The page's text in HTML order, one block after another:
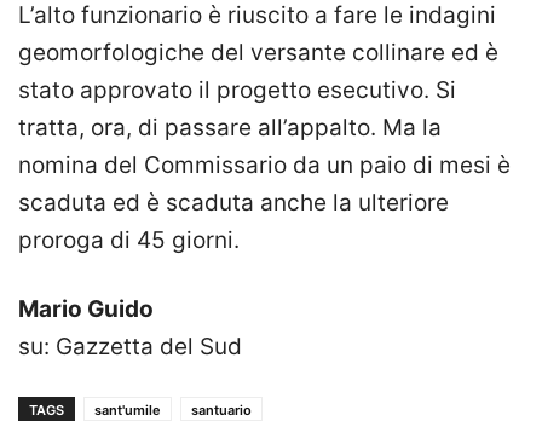
L’alto funzionario è riuscito a fare le indagini
geomorfologiche del versante collinare ed è
stato approvato il progetto esecutivo. Si
tratta, ora, di passare all’appalto. Ma la
nomina del Commissario da un paio di mesi è
scaduta ed è scaduta anche la ulteriore
proroga di 45 giorni.
Mario Guido
su: Gazzetta del Sud
TAGS sant'umile santuario